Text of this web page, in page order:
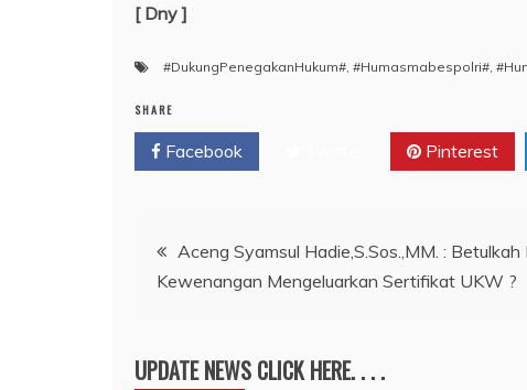
[ Dny ]
#DukungPenegakanHukum# #Humasmabespolri#
SHARE
Facebook Pinterest
Navigasi
pos
Aceng Syamsul Hadie,S.Sos.,MM. :
Kewenangan Mengeluarkan Sertifikat UKW ?
UPDATE NEWS CLICK HERE. . . .